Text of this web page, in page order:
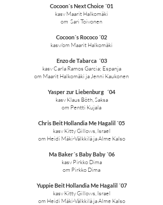
Cocoon´s Next Choice ´01
kasv Maarit Halkomäki
om Sari Toivonen
Cocoon´s Rococo ´02
kasv/om Maarit Halkomäki
Enzo de Tabarca ´03
kasv Carla Ramos Garcia; Espanja
om Maarit Halkomäki ja Jenni Kaukonen
Yasper zur Liebenburg ´04
kasv Klaus Böth, Saksa
om Pentti Kujala
Chris Beit Hollandia Me Hagalil ´05
kasv Kitty Gillows, Israel
om Heidi Mäki-Välkkilä ja Alme Kalso
Ma Baker´s Baby Baby ´06
kasv Pirkko Dima
om Pirkko Dima
Yuppie Beit Hollandia Me Hagalil ´07
kasv Kitty Gillows, Israel
om Heidi Mäki-Välkkilä ja Alme Kalso